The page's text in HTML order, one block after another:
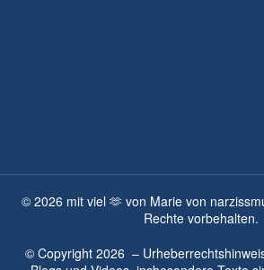
© 2026 mit viel 🫶 von Marie von
Rechte vorbehalten.
© Copyright 2026 –